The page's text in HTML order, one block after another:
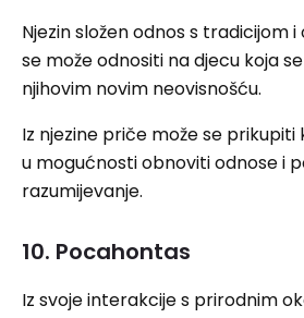
Njezin složen odnos s tradicijom
se može odnositi na djecu koja
njihovim novim neovisnošću.
Iz njezine priče može se prikupiti
u mogućnosti obnoviti odnose i
razumijevanje.
10. Pocahontas
Iz svoje interakcije s prirodnim